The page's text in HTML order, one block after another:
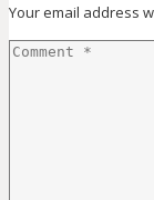
Your email address